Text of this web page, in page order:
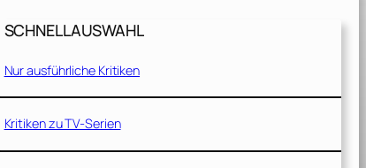
SCHNELLAUSWAHL
Nur ausführliche Kritiken
Kritiken zu TV-Serien